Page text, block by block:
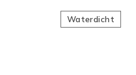
Waterdicht